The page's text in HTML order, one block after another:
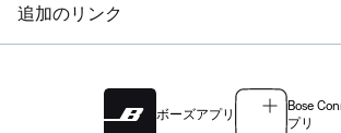
追加のリンク
ボーズアプリ
Bose
プリ